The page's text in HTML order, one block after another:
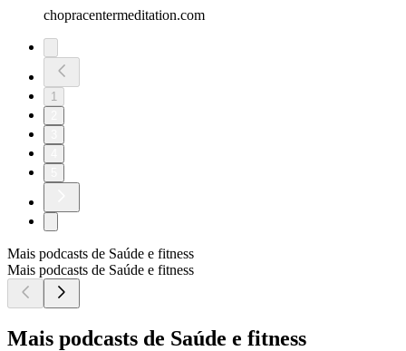
chopracentermeditation.com
1
Mais podcasts de Saúde e fitness
Mais podcasts de Saúde e fitness
Mais podcasts de Saúde e fitness